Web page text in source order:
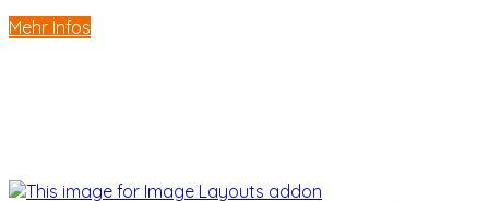
Mehr Infos